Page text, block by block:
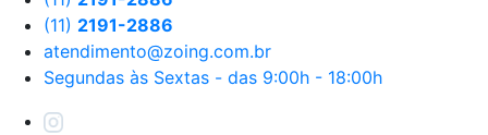
(11) 2191-2886
atendimento@zoing.com.br
Segundas às Sextas - das 9:00h - 18:00h